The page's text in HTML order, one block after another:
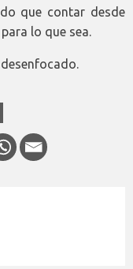
que contar desde
lo que sea.